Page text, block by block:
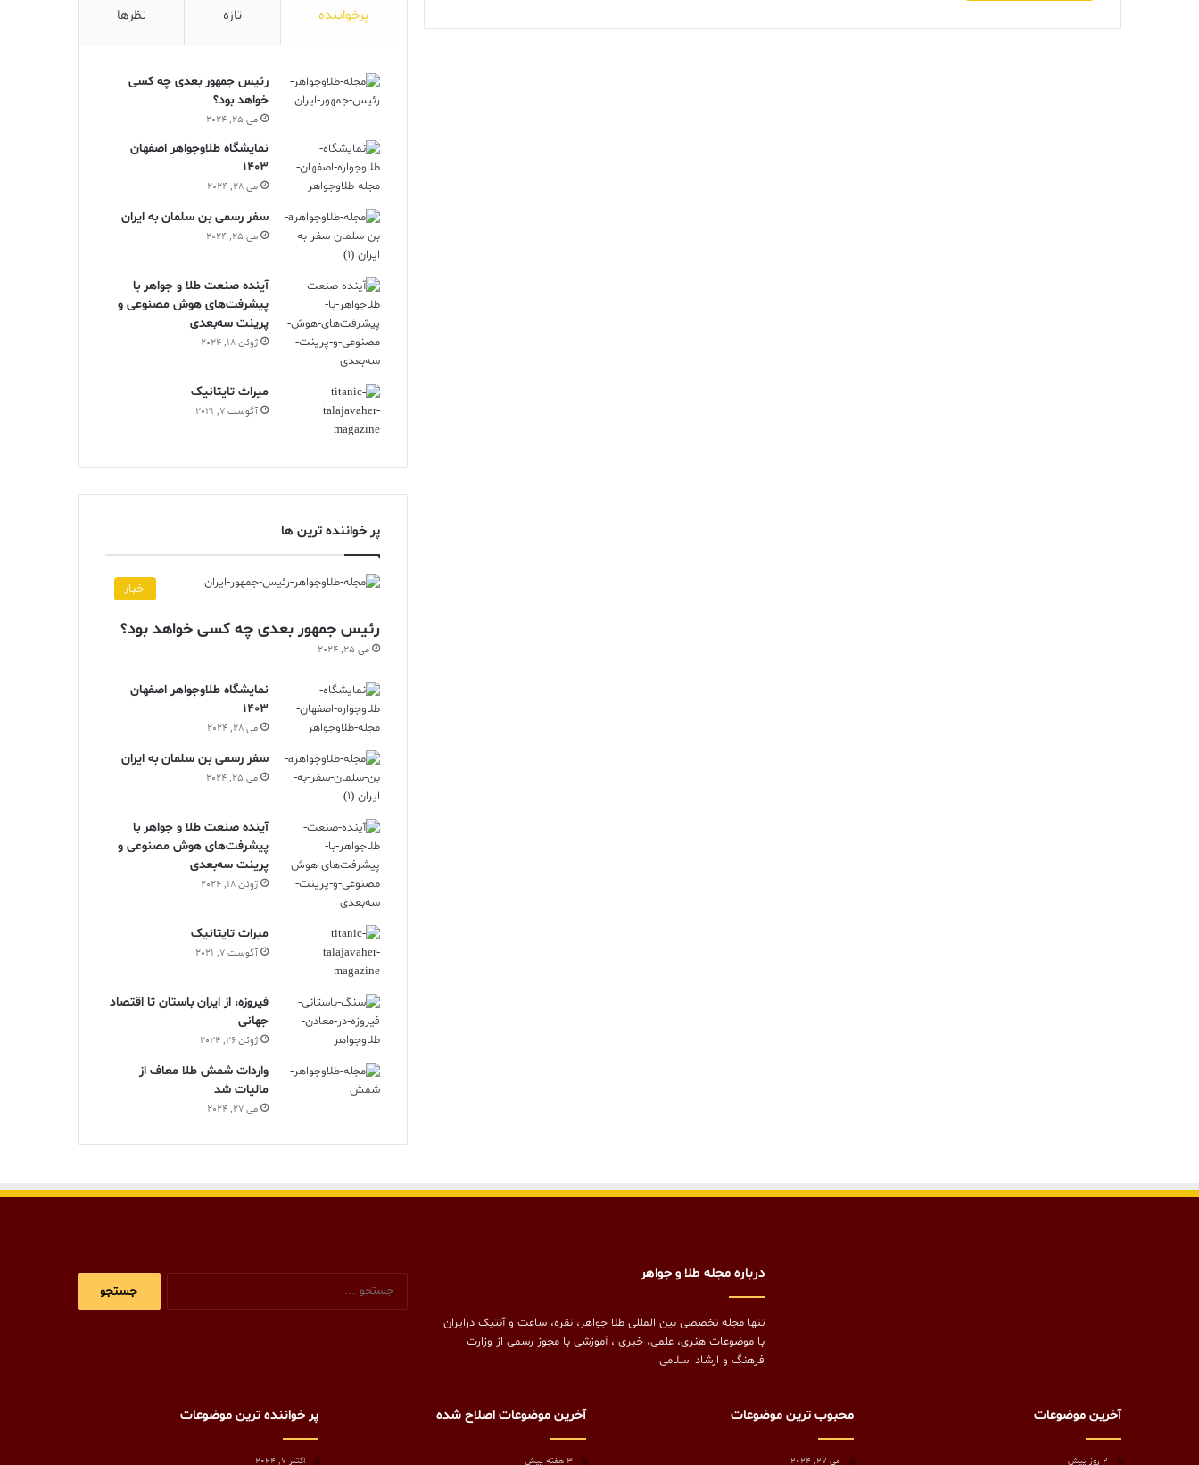
پرخواننده تازه نظرها
رئیس جمهور بعدی چه کسی
خواهد بود؟
می 25, 2024
نمایشگاه طلاوجواهر اصفهان
1403
می 28, 2024
سفر رسمی بن سلمان به ایران
می 25, 2024
آینده صنعت طلا و جواهر با
پیشرفت‌های هوش مصنوعی و
پرینت سه‌بعدی
ژوئن 18, 2024
ميراث تايتانيک
آگوست 7, 2021
پر خواننده ترین ها
اخبار
رئیس جمهور بعدی چه کسی خواهد بود؟
می 25, 2024
نمایشگاه طلاوجواهر اصفهان
1403
می 28, 2024
سفر رسمی بن سلمان به ایران
می 25, 2024
آینده صنعت طلا و جواهر با
پیشرفت‌های هوش مصنوعی و
پرینت سه‌بعدی
ژوئن 18, 2024
ميراث تايتانيک
آگوست 7, 2021
فیروزه، از ایران باستان تا اقتصاد
جهانی
ژوئن 26, 2024
واردات شمش طلا معاف از
مالیات شد
می 27, 2024
درباره مجله طلا و جواهر
تنها مجله تخصصی بین المللی طلا جواهر، نقره، ساعت و آنتیک درایران
با موضوعات هنری، علمی، خبری ، آموزشی با مجوز رسمی از وزارت
فرهنگ و ارشاد اسلامی
آخرین موضوعات
2 روز پیش
محبوب ترین موضوعات
می 27, 2024
آخرین موضوعات اصلاح شده
3 هفته پیش
پر خواننده ترین موضوعات
اکتبر 7, 2024